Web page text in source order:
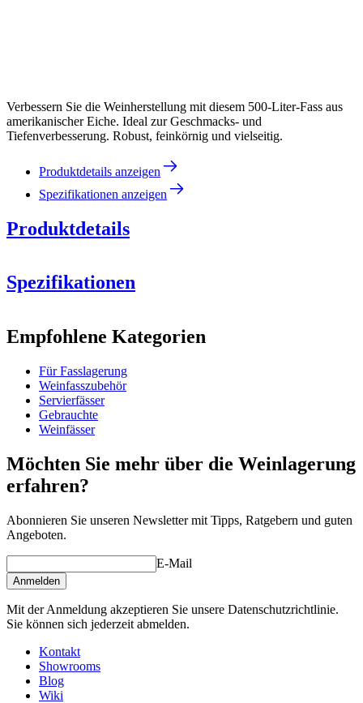
Verbessern Sie die Weinherstellung mit diesem 500-Liter-Fass aus
amerikanischer Eiche. Ideal zur Geschmacks- und
Tiefenverbesserung. Robust, feinkörnig und vielseitig.
Produktdetails anzeigen
Spezifikationen anzeigen
Produktdetails
Ständer, Spund und evtl. Hahn (es ist kein Hahnloch gebohrt
worden) sind nicht im Lieferumfang enthalten. Müssen separat
bestellt werden. Sehe
Spezifikationen
ProduktnummerMFA500MG27-MPLUS
Abmessungen (BxHxT cm)
Gewicht (kg)
wine barrels
Status When Soldout
active
Empfohlene Kategorien
Für Fasslagerung
Weinfasszubehör
Servierfässer
Gebrauchte
Weinfässer
Möchten Sie mehr über die Weinlagerung
erfahren?
Abonnieren Sie unseren Newsletter mit Tipps, Ratgebern und guten
Angeboten.
E-Mail
Anmelden
Mit der Anmeldung akzeptieren Sie unsere Datenschutzrichtlinie.
Sie können sich jederzeit abmelden.
Kontakt
Showrooms
Blog
Wiki